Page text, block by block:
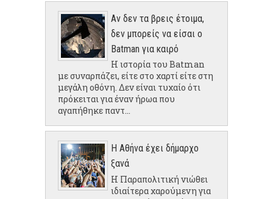
Αν δεν τα βρεις έτοιμα,
δεν μπορείς να είσαι ο
Batman για καιρό
Η ιστορία του Batman
με συναρπάζει, είτε στο χαρτί είτε στη
μεγάλη οθόνη. Δεν είναι τυχαίο ότι
πρόκειται για έναν ήρωα που
αγαπήθηκε παντ...
Η Αθήνα έχει δήμαρχο
ξανά
Η Παραπολιτική νιώθει
ιδιαίτερα χαρούμενη για